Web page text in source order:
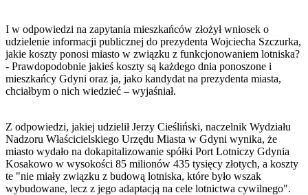
I w odpowiedzi na zapytania mieszkańców złożył wniosek o
udzielenie informacji publicznej do prezydenta Wojciecha Szczurka,
jakie koszty ponosi miasto w związku z funkcjonowaniem lotniska?
- Prawdopodobnie jakieś koszty są każdego dnia ponoszone i
mieszkańcy Gdyni oraz ja, jako kandydat na prezydenta miasta,
chciałbym o nich wiedzieć – wyjaśniał.
Z odpowiedzi, jakiej udzielił Jerzy Cieśliński, naczelnik Wydziału
Nadzoru Właścicielskiego Urzędu Miasta w Gdyni wynika, że
miasto wydało na dokapitalizowanie spółki Port Lotniczy Gdynia
Kosakowo w wysokości 85 milionów 435 tysięcy złotych, a koszty
te "nie miały związku z budową lotniska, które było wszak
wybudowane, lecz z jego adaptacją na cele lotnictwa cywilnego".